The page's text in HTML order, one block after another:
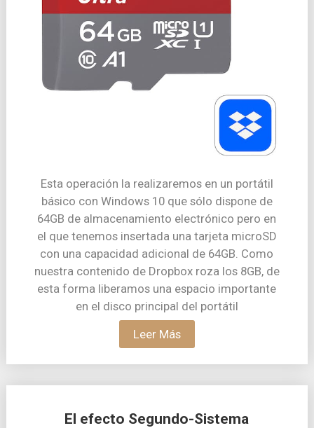
Esta operación la realizaremos en un portátil
básico con Windows 10 que sólo dispone de
64GB de almacenamiento electrónico pero en
el que tenemos insertada una tarjeta microSD
con una capacidad adicional de 64GB. Como
nuestra contenido de Dropbox roza los 8GB, de
esta forma liberamos una espacio importante
en el disco principal del portátil
Leer Más
El efecto Segundo-Sistema